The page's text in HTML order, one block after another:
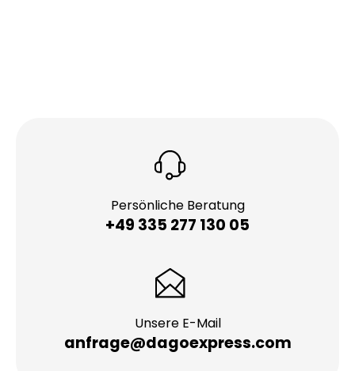
Persönliche Beratung
+49 335 277 130 05
Unsere E-Mail
anfrage@dagoexpress.com